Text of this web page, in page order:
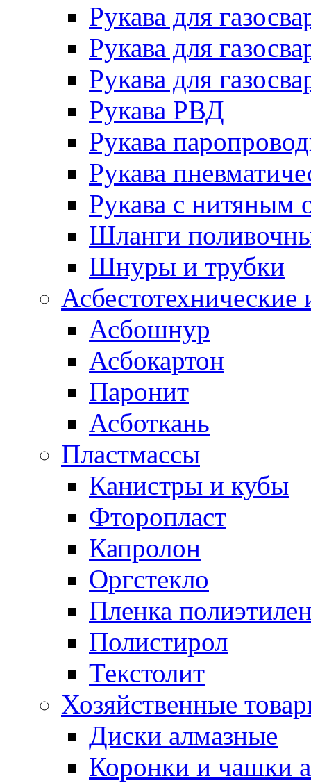
Рукава для
Рукава для
Рукава для
Рукава РВД
Рукава
Рукава
Рукава с нитяным
Шланги
Шнуры и трубки
Асбестотехнические
Асбошнур
Асбокартон
Паронит
Асботкань
Пластмассы
Канистры и кубы
Фторопласт
Капролон
Оргстекло
Пленка
Полистирол
Текстолит
Хозяйственные
Диски алмазные
Коронки и чашки